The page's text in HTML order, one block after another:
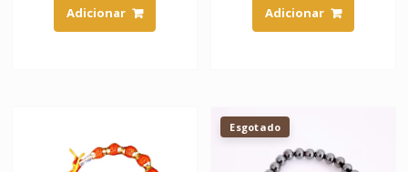
Adicionar Adicionar
Esgotado